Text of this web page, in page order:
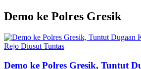
Demo ke Polres Gresik
Demo ke Polres Gresik, Tuntut